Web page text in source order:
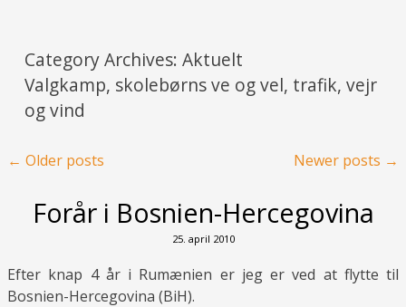
Category Archives:Aktuelt
Valgkamp, skolebørns ve og vel, trafik, vejr
og vind
Post navigation
← Older posts Newer posts →
Forår i Bosnien-Hercegovina
25. april 2010
Efter knap 4 år i Rumænien er jeg er ved at flytte til
Bosnien-Hercegovina (BiH).